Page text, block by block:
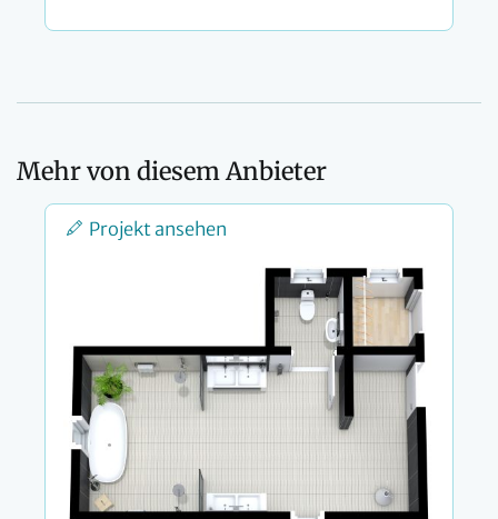
Mehr von diesem Anbieter
Projekt ansehen